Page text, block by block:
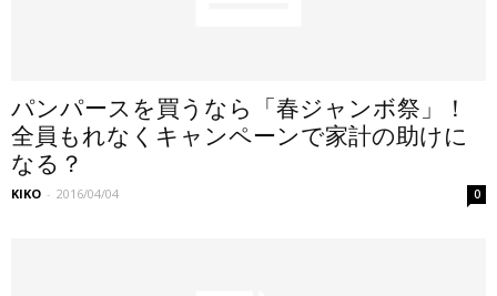
パンパースを買うなら「春ジャンボ祭」！
全員もれなくキャンペーンで家計の助けに
なる？
KIKO - 2016/04/04 0